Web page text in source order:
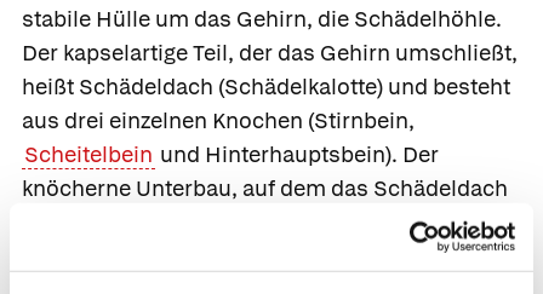
stabile Hülle um das Gehirn, die Schädelhöhle.
Der kapselartige Teil, der das Gehirn umschließt,
heißt Schädeldach (Schädelkalotte) und besteht
aus drei einzelnen Knochen (Stirnbein,
Scheitelbein und Hinterhauptsbein). Der
knöcherne Unterbau, auf dem das Schädeldach
Die Schädelbasis bildet mehrere knöcherne